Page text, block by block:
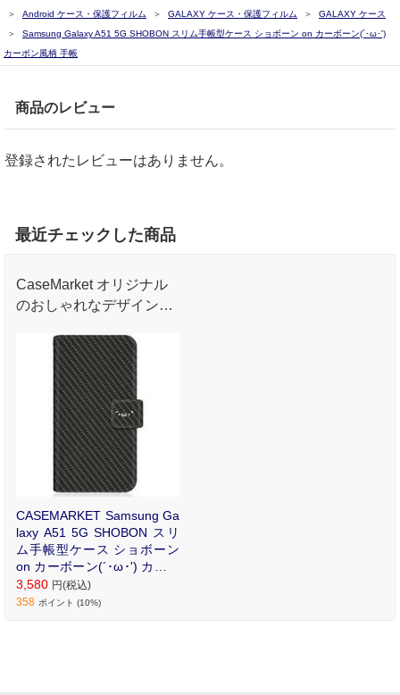
Android ケース・保護フィルム
GALAXY ケース・保護フィルム
GALAXY ケース
Samsung Galaxy A51 5G SHOBON スリム手帳型ケース ショボーン on カーボーン(´･ω･')
カーボン風柄 手帳
商品のレビュー
登録されたレビューはありません。
最近チェックした商品
CaseMarket オリジナル
のおしゃれなデザインプ
ル手帳型ケース。
CASEMARKET Samsung Ga
laxy A51 5G SHOBON スリ
ム手帳型ケース ショボーン
on カーボーン(´･ω･') カーボ
ン風柄 手帳 SCG07-BSB2S2
638-78
3,580 円(税込)
358 ポイント (10%)